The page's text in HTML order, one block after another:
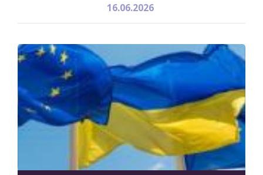
16.06.2026